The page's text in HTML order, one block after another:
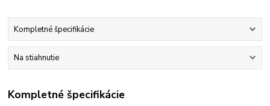
Kompletné špecifikácie
Na stiahnutie
Kompletné špecifikácie